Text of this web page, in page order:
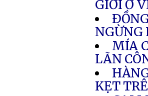
GIỚI Ở
NGỪNG
MÍA
LÃN
KẸT